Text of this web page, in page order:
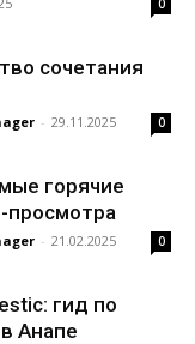
сочетания
- 29.11.2025 0
горячие
просмотра
- 21.02.2025 0
гид по
Анапе